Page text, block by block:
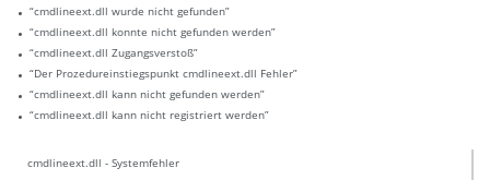
“cmdlineext.dll wurde nicht gefunden”
“cmdlineext.dll konnte nicht gefunden werden”
“cmdlineext.dll Zugangsverstoß”
“Der Prozedureinstiegspunkt cmdlineext.dll Fehler”
“cmdlineext.dll kann nicht gefunden werden”
“cmdlineext.dll kann nicht registriert werden”
cmdlineext.dll - Systemfehler